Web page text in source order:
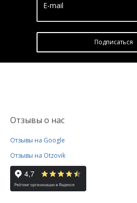
E-mail
Подписатьcя
Отзывы о нас
Отзывы на Google
Отзывы на Otzovik